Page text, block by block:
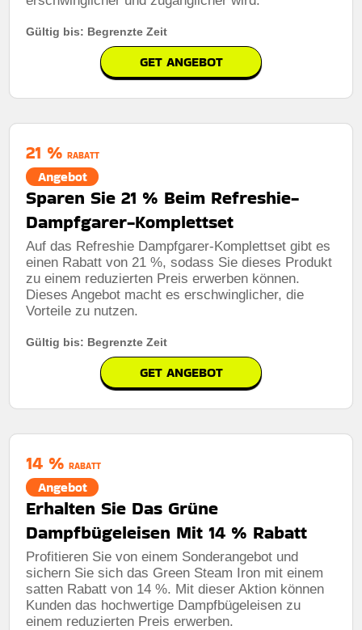
Gültig bis: Begrenzte Zeit
GET ANGEBOT
21 % RABATT
Angebot
Sparen Sie 21 % Beim Refreshie-
Dampfgarer-Komplettset
Auf das Refreshie Dampfgarer-Komplettset gibt es
einen Rabatt von 21 %, sodass Sie dieses Produkt
zu einem reduzierten Preis erwerben können.
Dieses Angebot macht es erschwinglicher, die
Vorteile zu nutzen.
Gültig bis: Begrenzte Zeit
GET ANGEBOT
14 % RABATT
Angebot
Erhalten Sie Das Grüne
Dampfbügeleisen Mit 14 % Rabatt
Profitieren Sie von einem Sonderangebot und
sichern Sie sich das Green Steam Iron mit einem
satten Rabatt von 14 %. Mit dieser Aktion können
Kunden das hochwertige Dampfbügeleisen zu
einem reduzierten Preis erwerben.